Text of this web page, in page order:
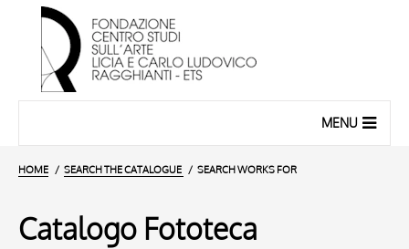
MENU
HOME SEARCH THE CATALOGUE SEARCH WORKS FOR
Catalogo Fototeca